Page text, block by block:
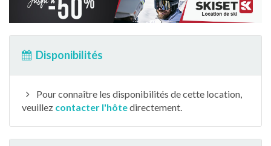
Disponibilités
Pour connaître les disponibilités de cette location,
veuillez contacter l'hôtedirectement.